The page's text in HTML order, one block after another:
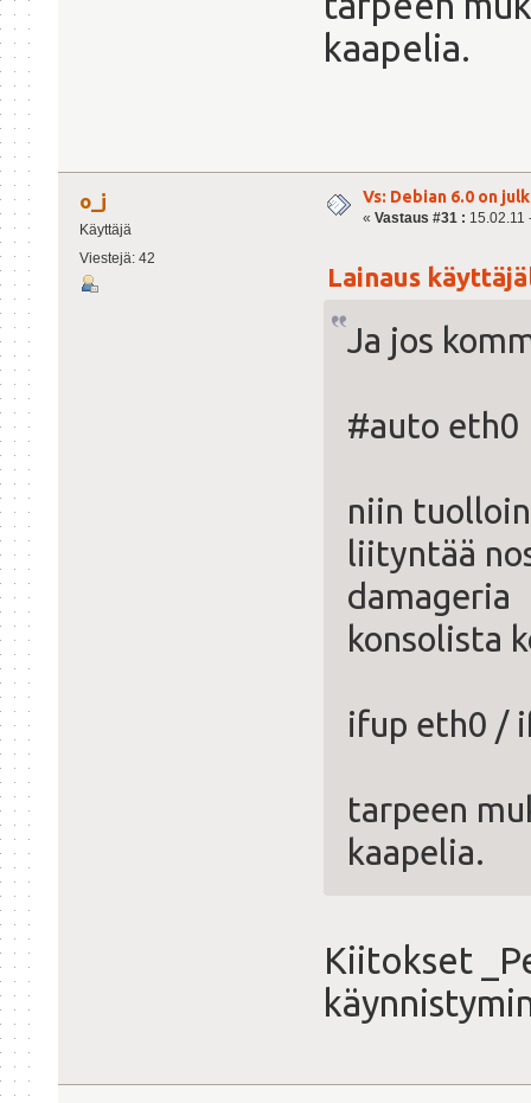
kaapelia.
o_j
Käyttäjä
Viestejä: 42
Vs: Debian 6.0 on
« Vastaus #31 : 15.02.11
Lainaus
Ja jos
#auto eth0
niin
liityntää
damageria
konsolista
ifup eth0 /
tarpeen
kaapelia.
Kiitokset